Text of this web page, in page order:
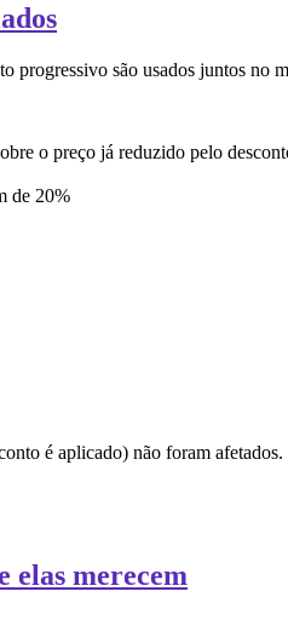
e um desconto
o preço já reduzido pelo
de 20%
é aplicado) não foram
elas merecem